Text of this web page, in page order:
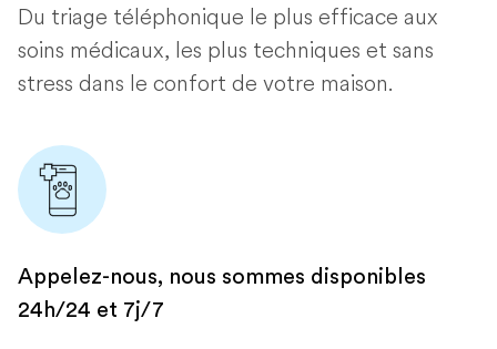
Du triage téléphonique le plus efficace aux
soins médicaux, les plus techniques et sans
stress dans le confort de votre maison.
Appelez-nous, nous sommes disponibles
24h/24 et 7j/7